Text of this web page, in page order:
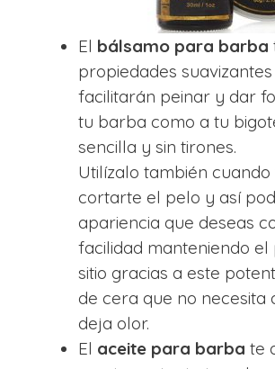
El bálsamo para barba
propiedades
facilitarán peinar y dar
tu barba como a tu
sencilla y sin tirones.
Utilízalo también
cortarte el pelo y así
apariencia que deseas
facilidad manteniendo el
sitio gracias a este
de cera que no necesita
deja olor.
El aceite para barba te